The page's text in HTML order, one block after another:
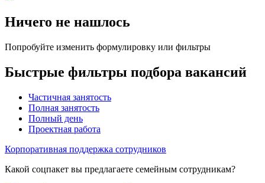
Ничего не нашлось
Попробуйте изменить формулировку или фильтры
Быстрые фильтры подбора вакансий
Частичная занятость
Полная занятость
Полный день
Проектная работа
Корпоративная поддержка сотрудников
Какой соцпакет вы предлагаете семейным сотрудникам?